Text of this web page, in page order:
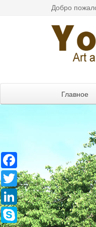
Добро
Главное
Twitter
LinkedIn
Skype